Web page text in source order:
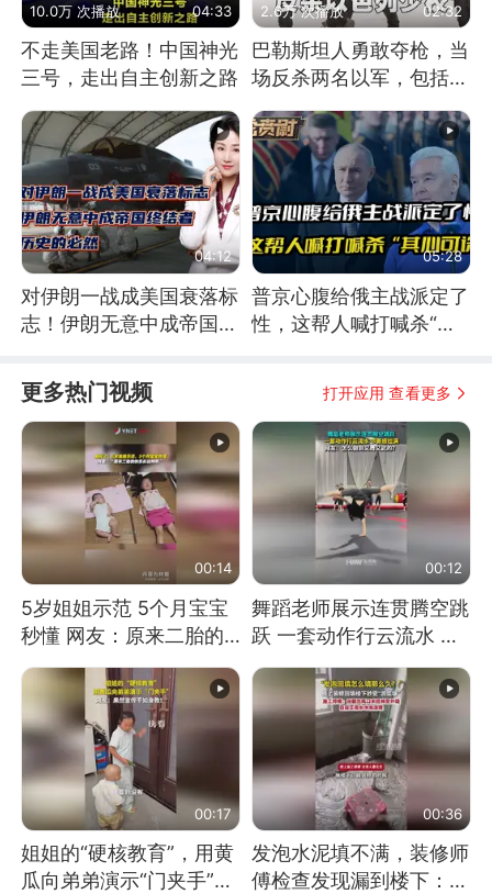
10.0万 次播放 04:33
不走美国老路！中国神光
三号，走出自主创新之路
2.6万 次播放 02:32
巴勒斯坦人勇敢夺枪，当
场反杀两名以军，包括一
04:12
对伊朗一战成美国衰落标
志！伊朗无意中成帝国终
05:28
普京心腹给俄主战派定了
性，这帮人喊打喊杀“其
更多热门视频 打开应用 查看更多
00:14
5岁姐姐示范 5个月宝宝
秒懂 网友：原来二胎的
快乐长这样
00:12
舞蹈老师展示连贯腾空跳
跃 一套动作行云流水 节
奏感拉满 网友：怎么做
到又舞又武的？
00:17
姐姐的“硬核教育”，用黄
瓜向弟弟演示“门夹手”，
00:36
发泡水泥填不满，装修师
傅检查发现漏到楼下：出